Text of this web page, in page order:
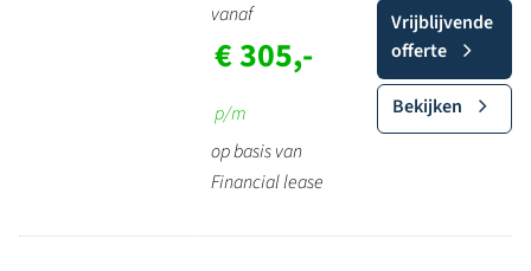
vanaf
€ 305,-
p/m
op basis van
Financial lease
Vrijblijvende
offerte
Bekijken